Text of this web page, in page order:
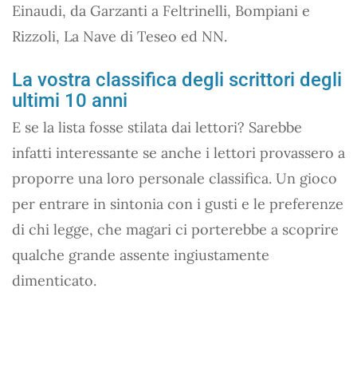
Einaudi, da Garzanti a Feltrinelli, Bompiani e
Rizzoli, La Nave di Teseo ed NN.
La vostra classifica degli scrittori degli
ultimi 10 anni
E se la lista fosse stilata dai lettori? Sarebbe
infatti interessante se anche i lettori provassero a
proporre una loro personale classifica. Un gioco
per entrare in sintonia con i gusti e le preferenze
di chi legge, che magari ci porterebbe a scoprire
qualche grande assente ingiustamente
dimenticato.